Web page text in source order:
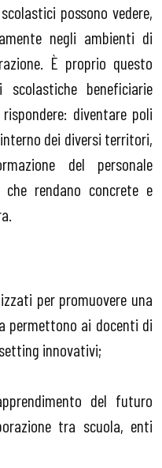
possono vedere,
negli ambienti di
È proprio questo
scolastiche beneficiarie
diventare poli
dei diversi territori,
del personale
rendano concrete e
per promuovere una
permettono ai docenti di
innovativi;
del futuro
tra scuola, enti